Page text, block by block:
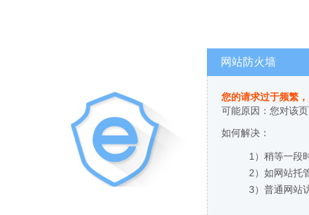
网站防火墙
您的请求过于频繁
可能原因：您对该
如何解决：
1）稍等一段
2）如网站托
3）普通网站